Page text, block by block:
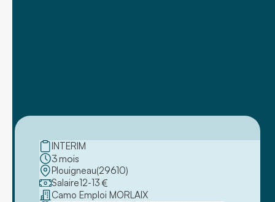
INTERIM
3mois
Plouigneau(29610)
Salaire12-13 €
Camo Emploi MORLAIX